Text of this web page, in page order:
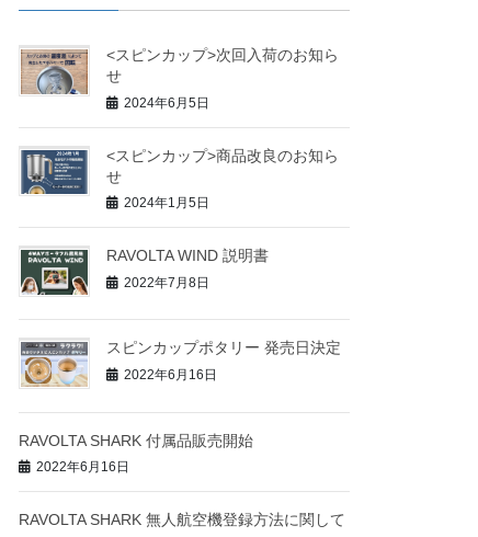
<スピンカップ>次回入荷のお知ら
せ
2024年6月5日
<スピンカップ>商品改良のお知ら
せ
2024年1月5日
RAVOLTA WIND 説明書
2022年7月8日
スピンカップポタリー 発売日決定
2022年6月16日
RAVOLTA SHARK 付属品販売開始
2022年6月16日
RAVOLTA SHARK 無人航空機登録方法に関して